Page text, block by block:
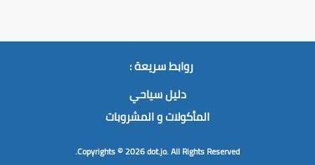
روابط سريعة :
دليل سياحي
المأكولات و المشروبات
Copyrights © 2026dot.jo.All Rights Reserved.